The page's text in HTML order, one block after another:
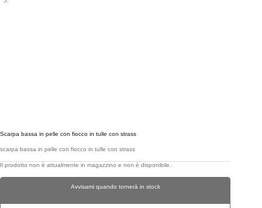
Scarpa bassa in pelle con fiocco in tulle con strass
scarpa bassa in pelle con fiocco in tulle con strass
Il prodotto non è attualmente in magazzino e non è disponibile.
Avvisami quando tornerà in stock